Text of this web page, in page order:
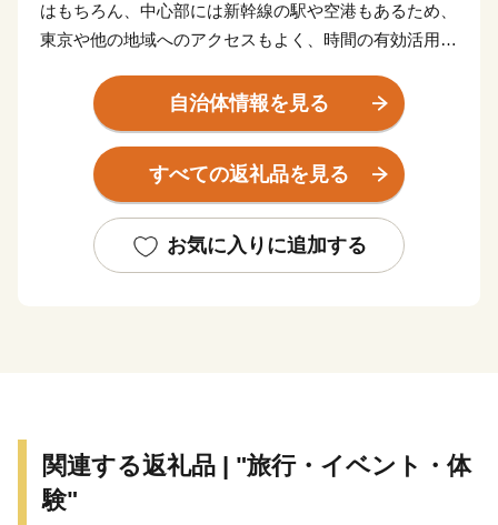
はもちろん、中心部には新幹線の駅や空港もあるため、
東京や他の地域へのアクセスもよく、時間の有効活用に
しかし、これだけではありません。神戸の魅力は、何よ
り、都会と自然が近いということ。海と山に囲まれ、心
地よい風が吹く。
が広がっています。
さらに、住んでいる人や訪れる人が盛んに交流する街で
そんな神戸スタイルを代表する品々を、ふるさと納税の
返礼品として特別に、ご用意しております。
自治体情報を見る
すべての返礼品を見る
お気に入りに追加する
関連する返礼品 | "旅行・イベント・体
験"